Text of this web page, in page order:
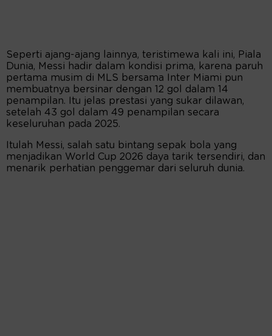
Seperti ajang-ajang lainnya, teristimewa kali ini, Piala
Dunia, Messi hadir dalam kondisi prima, karena paruh
pertama musim di MLS bersama Inter Miami pun
membuatnya bersinar dengan 12 gol dalam 14
penampilan. Itu jelas prestasi yang sukar dilawan,
setelah 43 gol dalam 49 penampilan secara
keseluruhan pada 2025.
Itulah Messi, salah satu bintang sepak bola yang
menjadikan World Cup 2026 daya tarik tersendiri, dan
menarik perhatian penggemar dari seluruh dunia.